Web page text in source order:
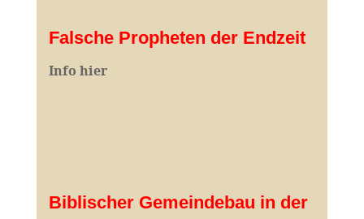
Falsche Propheten der Endzeit
Info hier
Biblischer Gemeindebau in der